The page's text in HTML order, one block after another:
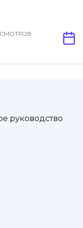
руководство